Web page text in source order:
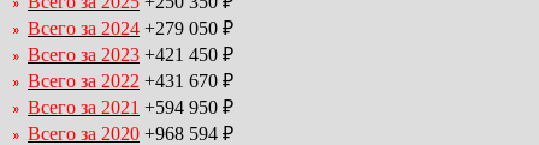
Всего за 2024 +279 050 ₽
Всего за 2023 +421 450 ₽
Всего за 2022 +431 670 ₽
Всего за 2021 +594 950 ₽
Всего за 2020 +968 594 ₽